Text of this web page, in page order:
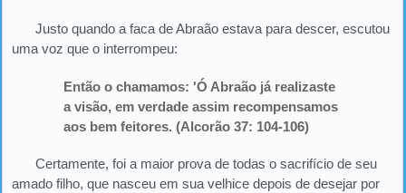
Justo quando a faca de Abraão estava para descer, escutou
uma voz que o interrompeu:
Então o chamamos: 'Ó Abraão já realizaste
a visão, em verdade assim recompensamos
aos bem feitores. (Alcorão 37: 104-106)
Certamente, foi a maior prova de todas o sacrifício de seu
amado filho, que nasceu em sua velhice depois de desejar por